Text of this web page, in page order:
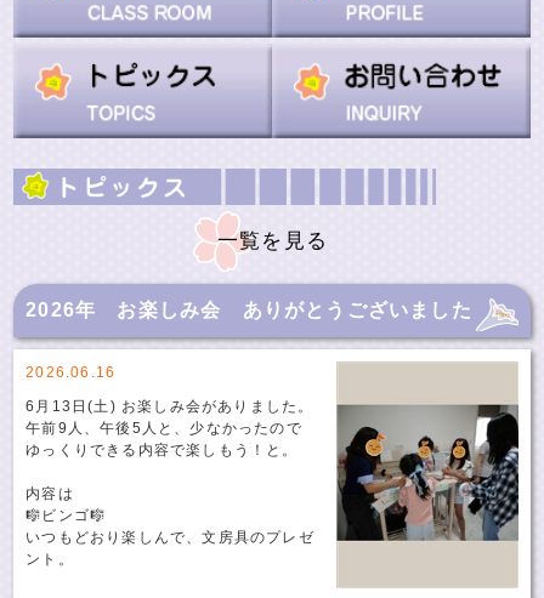
一覧を見る
2026年 お楽しみ会 ありがとうございました🎵
2026.06.16
6月13日(土) お楽しみ会がありました。
午前9人、午後5人と、少なかったので
ゆっくりできる内容で楽しもう！と。
内容は
🎼ビンゴ🎼
いつもどおり楽しんで、文房具のプレゼ
ント。